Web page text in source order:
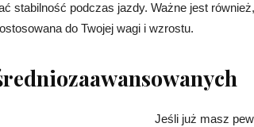
stabilność podczas jazdy. Ważne jest
do Twojej wagi i wzrostu.
Jeśli już masz